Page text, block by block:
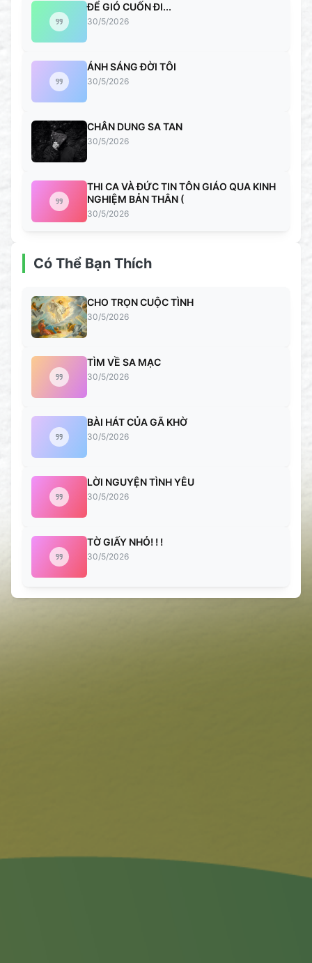
ĐỂ GIÓ CUỐN ĐI...
30/5/2026
ÁNH SÁNG ĐỜI TÔI
30/5/2026
CHÂN DUNG SA TAN
30/5/2026
THI CA VÀ ĐỨC TIN TÔN GIÁO QUA KINH
NGHIỆM BẢN THÂN (
30/5/2026
Có Thể Bạn Thích
CHO TRỌN CUỘC TÌNH
30/5/2026
TÌM VỀ SA MẠC
30/5/2026
BÀI HÁT CỦA GÃ KHỜ
30/5/2026
LỜI NGUYỆN TÌNH YÊU
30/5/2026
TỜ GIẤY NHỎ! ! !
30/5/2026